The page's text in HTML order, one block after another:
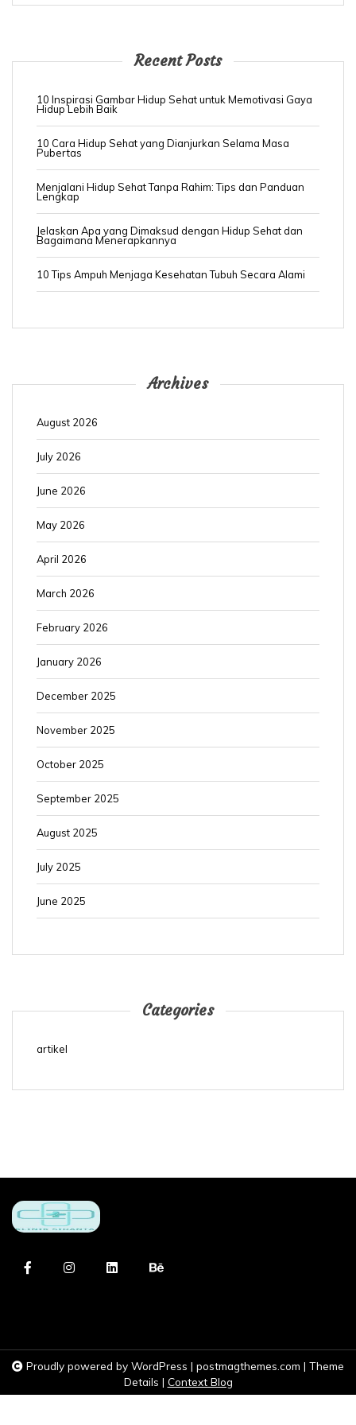
Recent Posts
10 Inspirasi Gambar Hidup Sehat untuk Memotivasi Gaya
Hidup Lebih Baik
10 Cara Hidup Sehat yang Dianjurkan Selama Masa
Pubertas
Menjalani Hidup Sehat Tanpa Rahim: Tips dan Panduan
Lengkap
Jelaskan Apa yang Dimaksud dengan Hidup Sehat dan
Bagaimana Menerapkannya
10 Tips Ampuh Menjaga Kesehatan Tubuh Secara Alami
Archives
August 2026
July 2026
June 2026
May 2026
April 2026
March 2026
February 2026
January 2026
December 2025
November 2025
October 2025
September 2025
August 2025
July 2025
June 2025
Categories
artikel
Proudly powered by WordPress | postmagthemes.com | Theme
Details | Context Blog